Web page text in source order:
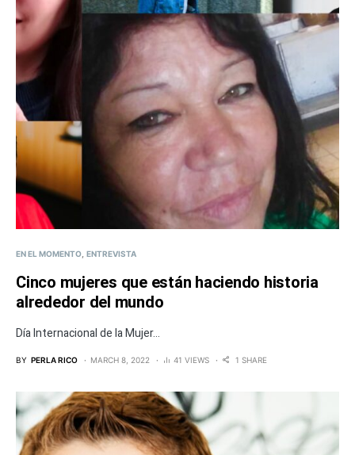
EN EL MOMENTO ENTREVISTA
Cinco mujeres que están haciendo historia
alrededor del mundo
Día Internacional de la Mujer...
BY PERLA RICO MARCH 8, 2022 41 VIEWS 1 SHARE